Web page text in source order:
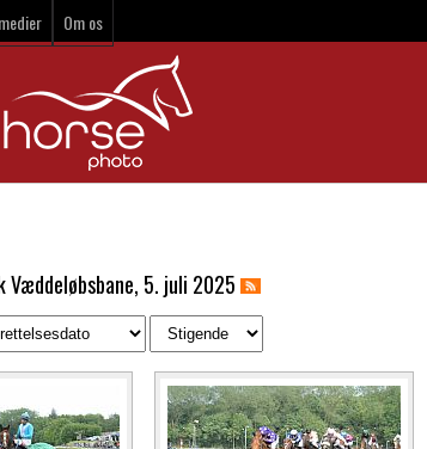
Om os
Væddeløbsbane, 5. juli 2025